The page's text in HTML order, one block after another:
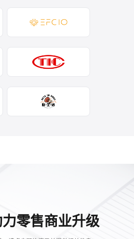
零售商业升级